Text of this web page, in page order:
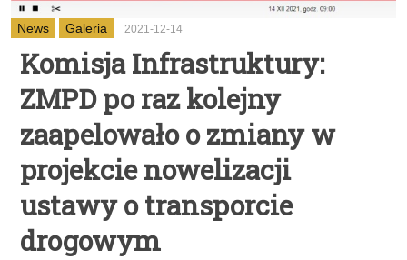
News Galeria 2021-12-14
Komisja Infrastruktury:
ZMPD po raz kolejny
zaapelowało o zmiany w
projekcie nowelizacji
ustawy o transporcie
drogowym